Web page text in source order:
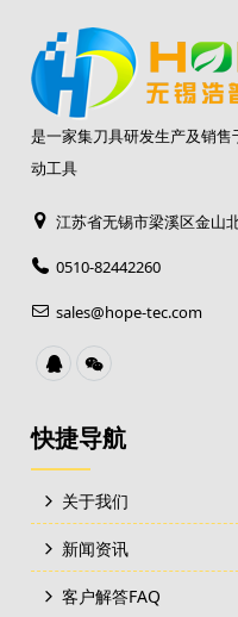
是一家集刀具研发生产及销
动工具
江苏省无锡市梁溪区金山
0510-82442260
sales@hope-tec.com
快捷导航
关于我们
新闻资讯
客户解答FAQ